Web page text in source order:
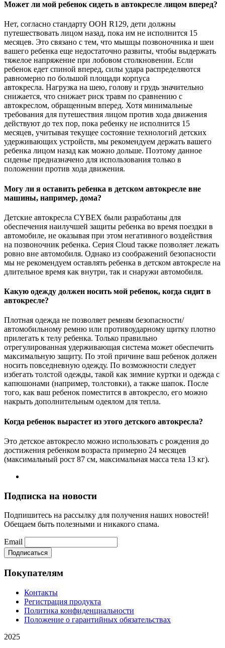
Может ли мой ребенок сидеть в автокресле лицом вперед?
Нет, согласно стандарту ООН R129, дети должны
путешествовать лицом назад, пока им не исполнится 15
месяцев. Это связано с тем, что мышцы позвоночника и шеи
вашего ребенка еще недостаточно развиты, чтобы выдержать
тяжелое напряжение при лобовом столкновении. Если
ребенок едет спиной вперед, силы удара распределяются
равномерно по большой площади корпуса
автокресла. Нагрузка на шею, голову и грудь значительно
снижается, что снижает риск травм по сравнению с
автокреслом, обращенным вперед. Хотя минимальные
требования для путешествия лицом против хода движения
действуют до тех пор, пока ребенку не исполнится 15
месяцев, учитывая текущее состояние технологий детских
удерживающих устройств, мы рекомендуем держать вашего
ребенка лицом назад как можно дольше. Поэтому данное
сиденье предназначено для использования только в
положении против хода движения.
Могу ли я оставить ребенка в детском автокресле вне
машины, например, дома?
Детские автокресла CYBEX были разработаны для
обеспечения наилучшей защиты ребенка во время поездки в
автомобиле, не оказывая при этом негативного воздействия
на позвоночник ребенка. Серия Cloud также позволяет лежать
ровно вне автомобиля. Однако из соображений безопасности
мы не рекомендуем оставлять ребенка в детском автокресле на
длительное время как внутри, так и снаружи автомобиля.
Какую одежду должен носить мой ребенок, когда сидит в
автокресле?
Плотная одежда не позволяет ремням безопасности/
автомобильному ремню или противоударному щитку плотно
прилегать к телу ребенка. Только правильно
отрегулированная удерживающая система может обеспечить
максимальную защиту. По этой причине ваш ребенок должен
носить повседневную одежду. По возможности следует
избегать толстой одежды, такой как зимние куртки и одежда с
капюшонами (например, толстовки), а также шапок. После
того, как ваш ребенок поместится в автокресло, его можно
накрыть дополнительным одеялом для тепла.
Когда ребенок вырастет из этого детского автокресла?
Это детское автокресло можно использовать с рождения до
достижения ребенком возраста примерно 24 месяцев
(максимальный рост 87 см, максимальная масса тела 13 кг).
Подписка на новости
Подпишитесь на рассылку для получения наших новостей!
Обещаем быть полезными и никакого спама.
Email
Покупателям
Контакты
Регистрация продукта
Политика конфиденциальности
Положение о гарантийных обязательствах
2025